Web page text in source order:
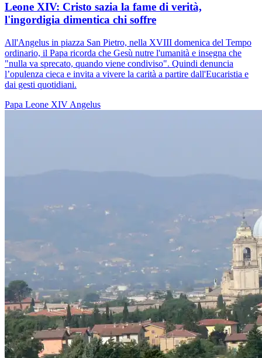
Leone XIV: Cristo sazia la fame di verità,
l'ingordigia dimentica chi soffre
All'Angelus in piazza San Pietro, nella XVIII domenica del Tempo
ordinario, il Papa ricorda che Gesù nutre l'umanità e insegna che
"nulla va sprecato, quando viene condiviso". Quindi denuncia
l’opulenza cieca e invita a vivere la carità a partire dall'Eucaristia e
dai gesti quotidiani.
Papa Leone XIV Angelus